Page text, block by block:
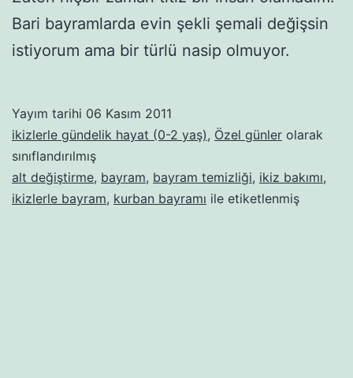
Bari bayramlarda evin şekli şemali değişsin
istiyorum ama bir türlü nasip olmuyor.
Yayım tarihi 06 Kasım 2011
ikizlerle gündelik hayat (0-2 yaş), Özel günler olarak
sınıflandırılmış
alt değiştirme, bayram, bayram temizliği, ikiz bakımı,
ikizlerle bayram, kurban bayramı ile etiketlenmiş